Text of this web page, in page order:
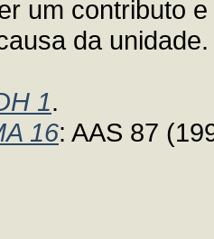
um contributo
da unidade.
1.
16: AAS 87